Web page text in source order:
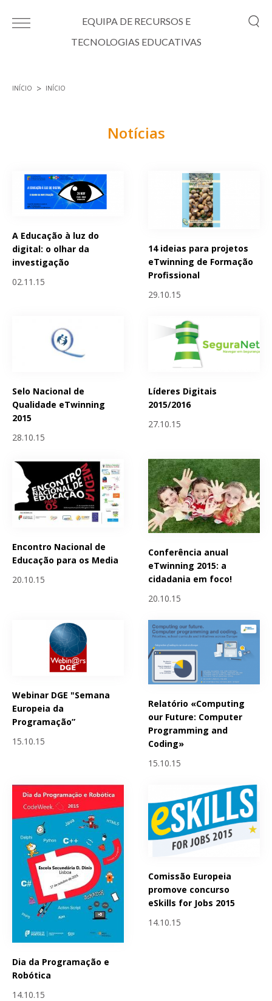
EQUIPA DE RECURSOS E
TECNOLOGIAS EDUCATIVAS
INÍCIO INÍCIO
Notícias
A Educação à luz do
digital: o olhar da
investigação
02.11.15
14 ideias para projetos
eTwinning de Formação
Profissional
29.10.15
Selo Nacional de
Qualidade eTwinning
2015
28.10.15
Líderes Digitais
2015/2016
27.10.15
Encontro Nacional de
Educação para os Media
20.10.15
Conferência anual
eTwinning 2015: a
cidadania em foco!
20.10.15
Webinar DGE "Semana
Europeia da
Programação”
15.10.15
Relatório «Computing
our Future: Computer
Programming and
Coding»
15.10.15
Dia da Programação e
Robótica
14.10.15
Comissão Europeia
promove concurso
eSkills for Jobs 2015
14.10.15
Páginas